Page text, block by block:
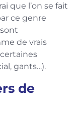
que l’on se fait
ce genre
de vrais
gants…).
de